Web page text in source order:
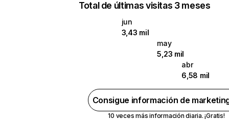
Total de últimas visitas 3 meses
jun
3,43 mil
may
5,23 mil
abr
6,58 mil
Consigue información de
10 veces más información diaria. ¡Gratis!